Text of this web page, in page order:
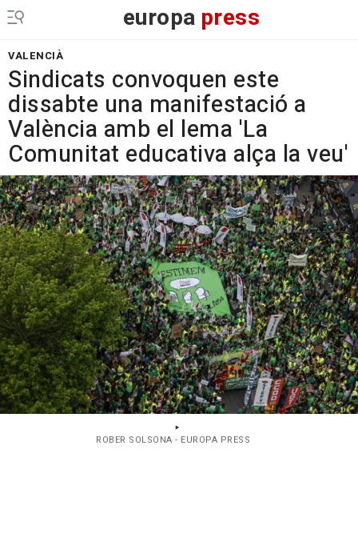
europa press
VALENCIÀ
Sindicats convoquen este
dissabte una manifestació a
València amb el lema 'La
Comunitat educativa alça la veu'
ROBER SOLSONA - EUROPA PRESS